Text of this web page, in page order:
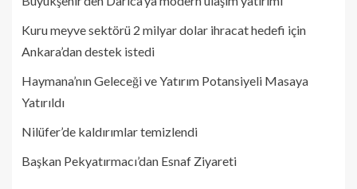
Kuru meyve sektörü 2 milyar dolar ihracat hedefi için
Ankara’dan destek istedi
Haymana’nın Geleceği ve Yatırım Potansiyeli Masaya
Yatırıldı
Nilüfer’de kaldırımlar temizlendi
Başkan Pekyatırmacı’dan Esnaf Ziyareti